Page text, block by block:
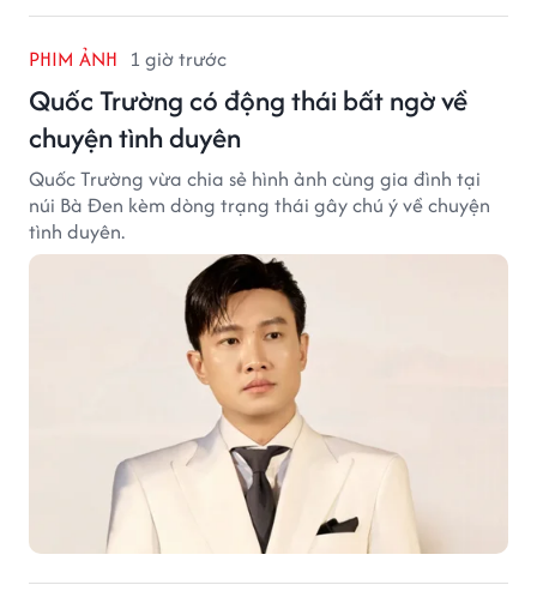
PHIM ẢNH 1 giờ trước
Quốc Trường có động thái bất ngờ về
chuyện tình duyên
Quốc Trường vừa chia sẻ hình ảnh cùng gia đình tại
núi Bà Đen kèm dòng trạng thái gây chú ý về chuyện
tình duyên.